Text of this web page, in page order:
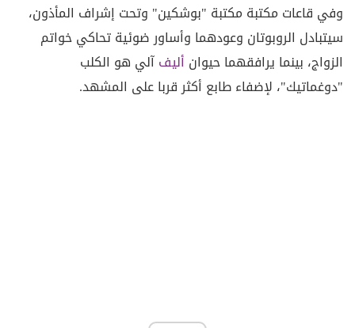
وفي قاعات مكتبة مكتبة "بوشكين" وتحت إشراف المأذون،
سيتبادل الروبوتان وعودهما وأساور ضوئية تحاكي خواتم
الزواج، بينما يرافقهما حيوان أليفآلي هو الكلب
"دوغماتيك"، لإضفاء طابع أكثر قربا على المشهد.